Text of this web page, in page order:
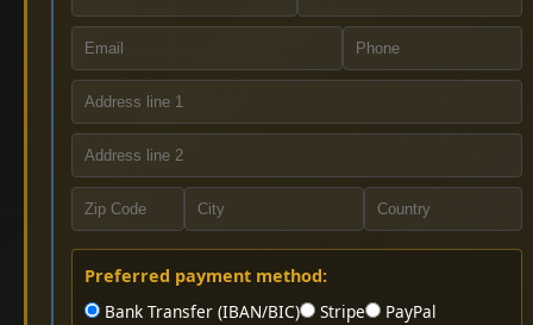
Preferred payment method:
Bank Transfer (IBAN/BIC)
Stripe PayPal